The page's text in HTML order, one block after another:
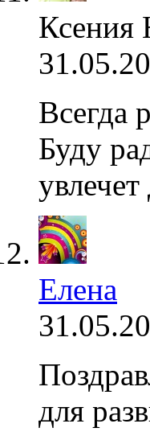
Ксения
Всегда
Буду
увлечет
Елена
для